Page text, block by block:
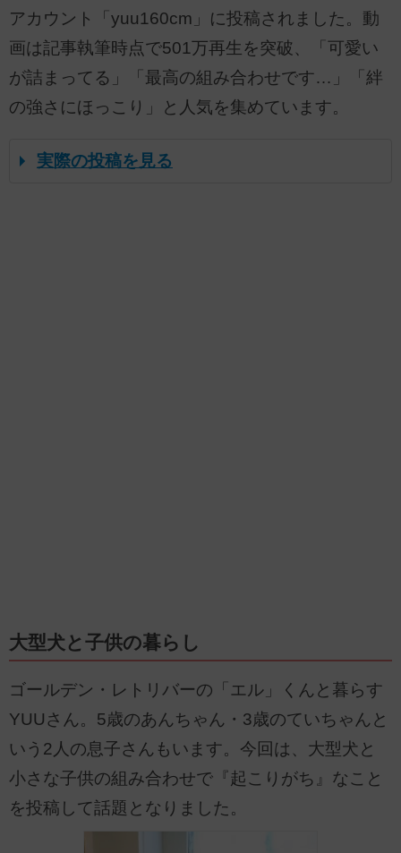
アカウント「yuu160cm」に投稿されました。動
画は記事執筆時点で501万再生を突破、「可愛い
が詰まってる」「最高の組み合わせです…」「絆
の強さにほっこり」と人気を集めています。
実際の投稿を見る
大型犬と子供の暮らし
ゴールデン・レトリバーの「エル」くんと暮らす
YUUさん。5歳のあんちゃん・3歳のていちゃんと
いう2人の息子さんもいます。今回は、大型犬と
小さな子供の組み合わせで『起こりがち』なこと
を投稿して話題となりました。